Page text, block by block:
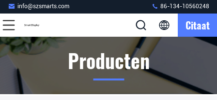
info@szsmarts.com 86-134-10560248
Citaat
Producten